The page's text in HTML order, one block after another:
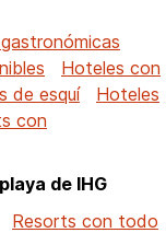
Hoteles con
de esquí
Hoteles
con
de IHG
Resorts con todo